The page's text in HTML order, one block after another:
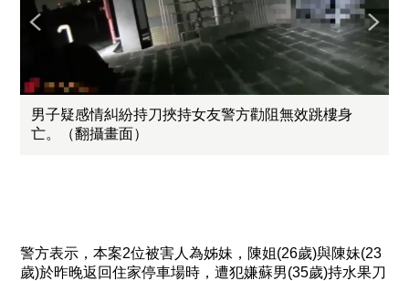
男子疑感情糾紛持刀挾持女友警方勸阻無效跳樓身
亡。（翻攝畫面）
警方表示，本案2位被害人為姊妹，陳姐(26歲)與陳妹(23
歲)於昨晚返回住家停車場時，遭犯嫌蘇男(35歲)持水果刀